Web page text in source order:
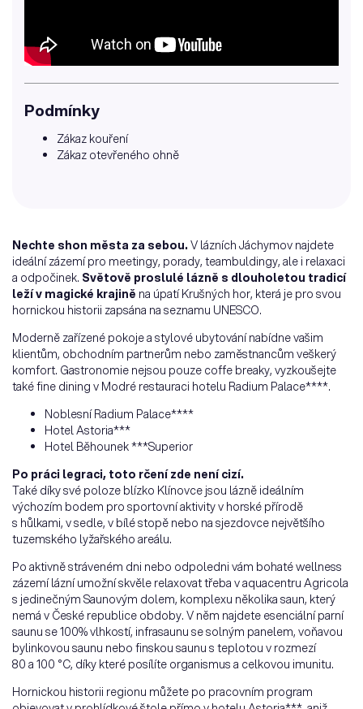
Podmínky
Zákaz kouření
Zákaz otevřeného ohně
Nechte shon města za sebou. V lázních Jáchymov najdete
ideální zázemí pro meetingy, porady, teambuldingy, ale i relaxaci
a odpočinek. Světově proslulé lázně s dlouholetou tradicí
leží v magické krajině na úpatí Krušných hor, která je pro svou
hornickou historii zapsána na seznamu UNESCO.
Moderně zařízené pokoje a stylové ubytování nabídne vašim
klientům, obchodním partnerům nebo zaměstnancům veškerý
komfort. Gastronomie nejsou pouze coffe breaky, vyzkoušejte
také fine dining v Modré restauraci hotelu Radium Palace****.
Noblesní Radium Palace****
Hotel Astoria***
Hotel Běhounek ***Superior
Po práci legraci, toto rčení zde není cizí.
Také díky své poloze blízko Klínovce jsou lázně ideálním
výchozím bodem pro sportovní aktivity v horské přírodě
s hůlkami, v sedle, v bílé stopě nebo na sjezdovce největšího
tuzemského lyžařského areálu.
Po aktivně stráveném dni nebo odpoledni vám bohaté wellness
zázemí lázní umožní skvěle relaxovat třeba v aquacentru Agricola
s jedinečným Saunovým dolem, komplexu několika saun, který
nemá v České republice obdoby. V něm najdete esenciální parní
saunu se 100% vlhkostí, infrasaunu se solným panelem, voňavou
bylinkovou saunu nebo finskou saunu s teplotou v rozmezí
80 a 100 °C, díky které posílíte organismus a celkovou imunitu.
Hornickou historii regionu můžete po pracovním program